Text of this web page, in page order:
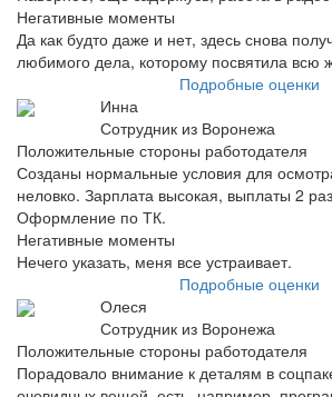
Негативные моменты
Да как будто даже и нет, здесь снова
любимого дела, которому посвятила всю
Подробные оценки
Инна
Сотрудник из Воронежа
Положительные стороны работодателя
Созданы нормальные условия для
неловко. Зарплата высокая, выплаты 2
Оформление по ТК.
Негативные моменты
Нечего указать, меня все устраивает.
Подробные оценки
Олеся
Сотрудник из Воронежа
Положительные стороны работодателя
Порадовало внимание к деталям в